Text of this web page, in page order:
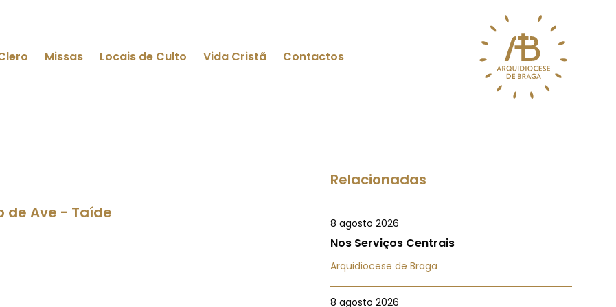
Missas Locais de Culto Vida Cristã Contactos
de Ave - Taíde
Relacionadas
8 agosto 2026
Nos Serviços Centrais
Arquidiocese de Braga
8 agosto 2026